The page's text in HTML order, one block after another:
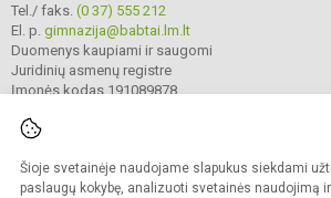
Šioje svetainėje naudojame slapukus siekdami
paslaugų kokybę, analizuoti svetainės naudojimą
Tel./ faks. (0 37) 555 212
El. p. gimnazija@babtai.lm.lt
Duomenys kaupiami ir saugomi
Juridinių asmenų registre
Įmonės kodas 191089878
© 2025. Kauno r. Babtų gimnazija. Visos
Kopijuoti turinį be raštiško gimnazijos sutikimo